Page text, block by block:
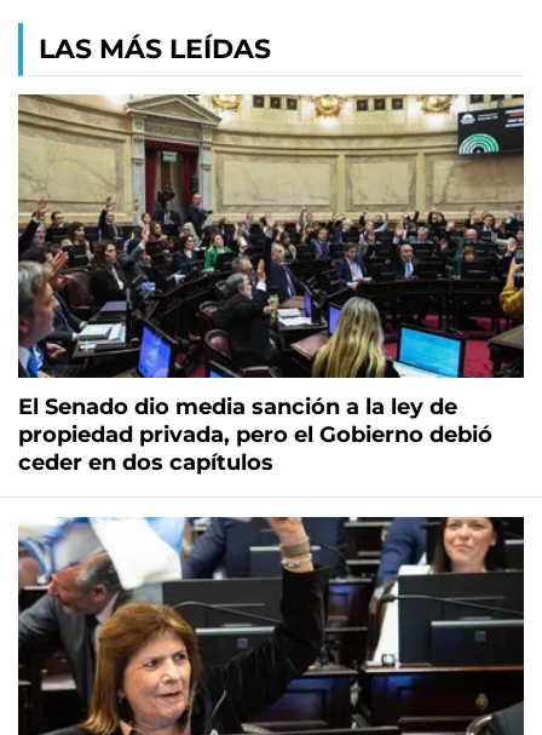
LAS MÁS LEÍDAS
El Senado dio media sanción a la ley de
propiedad privada, pero el Gobierno debió
ceder en dos capítulos